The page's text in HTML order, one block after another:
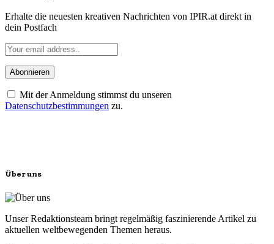
Erhalte die neuesten kreativen Nachrichten von IPIR.at direkt in
dein Postfach
Mit der Anmeldung stimmst du unseren
Datenschutzbestimmungen zu.
Über uns
Unser Redaktionsteam bringt regelmäßig faszinierende Artikel zu
aktuellen weltbewegenden Themen heraus.